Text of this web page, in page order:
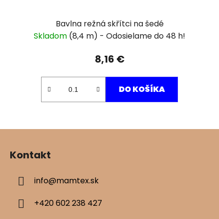
Bavlna režná skřítci na šedé
Skladom (8,4 m)
8,16 €
DO KOŠÍKA
Z
Kontakt
info@mamtex.sk
+420 602 238 427